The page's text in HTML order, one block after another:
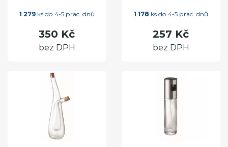
1 279 ks do 4-5 prac. dnů
350 Kč
bez DPH
1 178 ks do 4-5 prac. dnů
257 Kč
bez DPH